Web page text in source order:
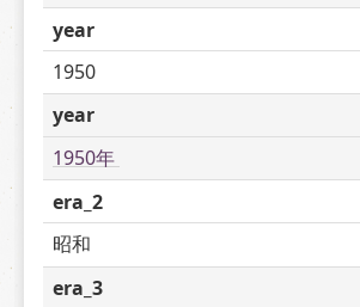
year
1950
year
1950年
era_2
昭和
era_3